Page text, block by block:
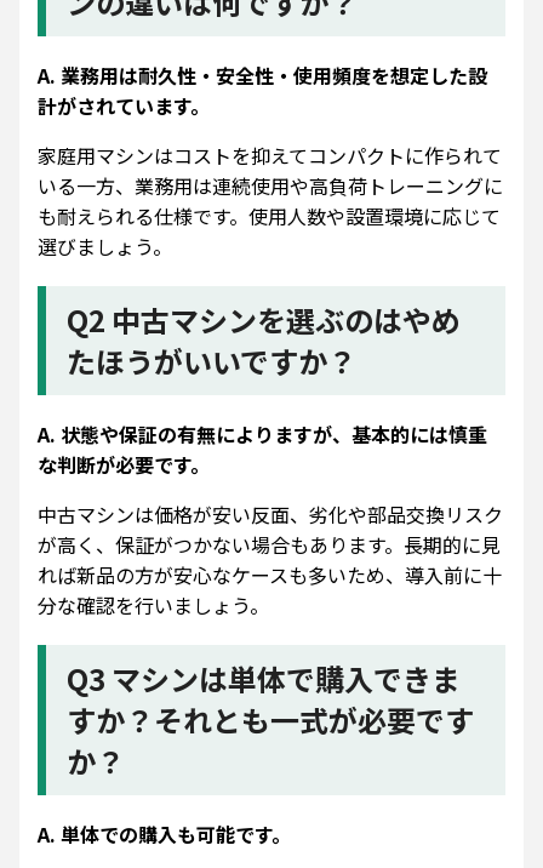
A. 業務用は耐久性・安全性・使用頻度を想定した設
計がされています。
家庭用マシンはコストを抑えてコンパクトに作られて
いる一方、業務用は連続使用や高負荷トレーニングに
も耐えられる仕様です。使用人数や設置環境に応じて
選びましょう。
Q2 中古マシンを選ぶのはやめ
たほうがいいですか？
A. 状態や保証の有無によりますが、基本的には慎重
な判断が必要です。
中古マシンは価格が安い反面、劣化や部品交換リスク
が高く、保証がつかない場合もあります。長期的に見
れば新品の方が安心なケースも多いため、導入前に十
分な確認を行いましょう。
Q3 マシンは単体で購入できま
すか？それとも一式が必要です
か？
A. 単体での購入も可能です。